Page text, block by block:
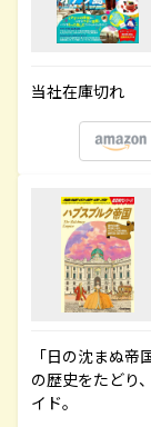
当社在庫切れ
「日の沈まぬ
の歴史をたどり
イド。